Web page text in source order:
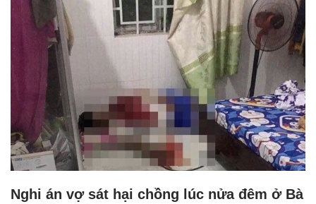
Nghi án vợ sát hại chồng lúc nửa đêm ở Bà